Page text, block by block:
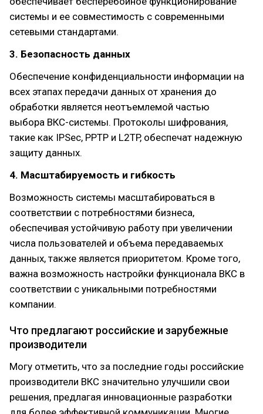
системы и ее совместимость с современными
сетевыми стандартами.
3. Безопасность данных
Обеспечение конфиденциальности информации на
всех этапах передачи данных от хранения до
обработки является неотъемлемой частью
выбора ВКС-системы. Протоколы шифрования,
такие как IPSec, PPTP и L2TP, обеспечат надежную
защиту данных.
4. Масштабируемость и гибкость
Возможность системы масштабироваться в
соответствии с потребностями бизнеса,
обеспечивая устойчивую работу при увеличении
числа пользователей и объема передаваемых
данных, также является приоритетом. Кроме того,
важна возможность настройки функционала ВКС в
соответствии с уникальными потребностями
компании.
Что предлагают российские и зарубежные
производители
Могу отметить, что за последние годы российские
производители ВКС значительно улучшили свои
решения, предлагая инновационные разработки